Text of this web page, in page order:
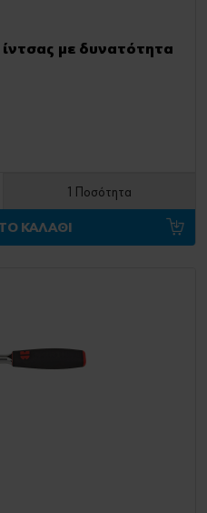
με δυνατότητα
1 Ποσότητα
ΚΑΛΑΘΙ